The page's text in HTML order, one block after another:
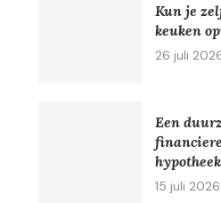
Kun je
keuken
26 juli
Een
15 juli 2026